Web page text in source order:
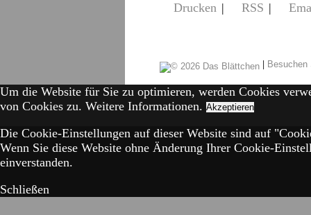
Drucken | RSS |
|
Um die Website für Sie zu optimieren, werden Cookies
von Cookies zu. Weitere Informationen. Akzeptieren
Die Cookie-Einstellungen auf dieser Website sind auf
Wenn Sie diese Website ohne Änderung Ihrer Cookie-
einverstanden.
Schließen